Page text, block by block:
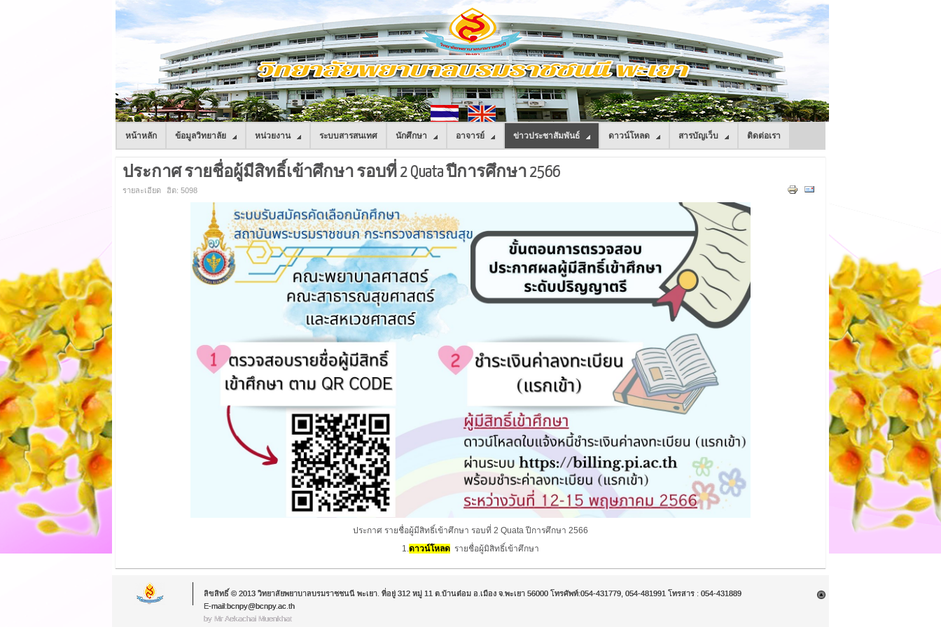
หน้าหลัก ข้อมูลวิทยาลัย หน่วยงาน ระบบสารสนเทศ นักศึกษา อาจารย์ ข่าวประชาสัมพันธ์ ดาวน์โหลด สารบัญเว็บ ติดต่อเรา
ประกาศ รายชื่อผู้มีสิทธิ์เข้าศึกษา รอบที่ 2 Quata ปีการศึกษา 2566
รายละเอียด ฮิต: 5098
ประกาศ รายชื่อผู้มีสิทธิ์เข้าศึกษา รอบที่ 2 Quata ปีการศึกษา 2566
1.ดาวน์โหลด รายชื่อผู้มิสิทธิ์เข้าศึกษา
ลิขสิทธิ์ © 2013 วิทยาลัยพยาบาลบรมราชชนนี พะเยา. ที่อยู่ 312 หมู่ 11 ต.บ้านต๋อม อ.เมือง จ.พะเยา 56000 โทรศัพท์:054-431779, 054-481991 โทรสาร : 054-431889
E-mail:bcnpy@bcnpy.ac.th
by Mr.Aekachai Muenkhat